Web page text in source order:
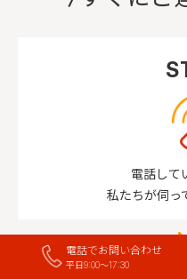
電話でお問い合わせ
平日9:00〜17:30
電話して
私たちが伺っ